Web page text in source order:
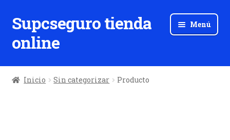
Ir
a
la
Ir
al
contenido
Supcseguro tienda
online
Menú
Inicio Sin categorizar Producto